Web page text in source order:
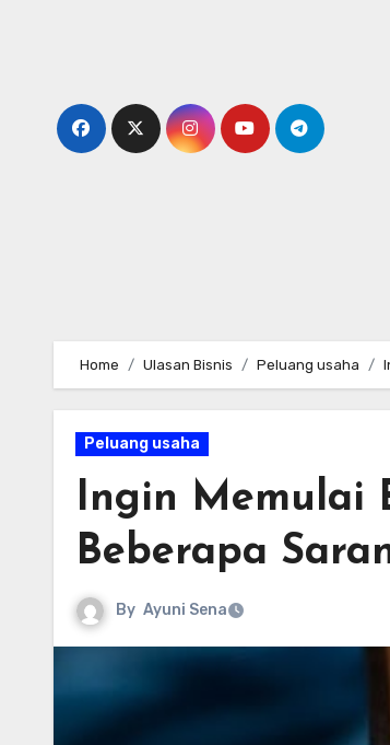
Home Ulasan Bisnis Peluang usaha
Peluang usaha
Ingin Memulai
Beberapa
By Ayuni Sena